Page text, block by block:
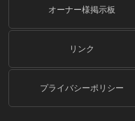
オーナー様掲示板
リンク
プライバシーポリシー